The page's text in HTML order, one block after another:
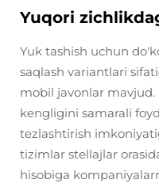
Yuqori
Yuk tashish uchun
saqlash variantlari
mobil javonlar
kengligini samarali
tezlashtirish
tizimlar stellajlar
hisobiga